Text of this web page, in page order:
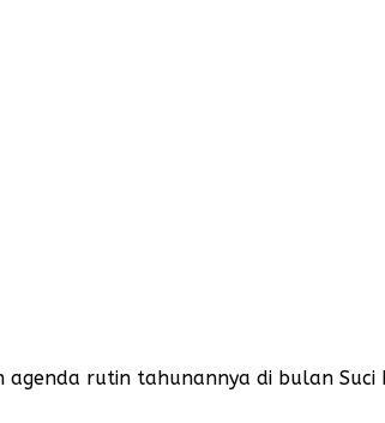
agenda rutin tahunannya di bulan Suci